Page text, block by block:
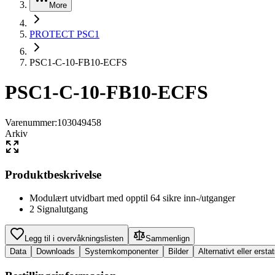
More
PROTECT PSC1
PSC1-C-10-FB10-ECFS
PSC1-C-10-FB10-ECFS
Varenummer:103049458
Arkiv
Produktbeskrivelse
Modulært utvidbart med opptil 64 sikre inn-/utganger
2 Signalutgang
Legg til i overvåkningslisten
Sammenlign
Data
Downloads Systemkomponenter Bilder Alternativt eller